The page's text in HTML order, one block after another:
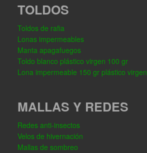
TOLDOS
Toldos de rafia
Lonas impermeables
Manta apagafuegos
Toldo blanco plástico virgen 100 gr
Lona impermeable 150 gr plástico virgen
MALLAS Y REDES
Redes anti-insectos
Velos de hivernación
Mallas de sombreo